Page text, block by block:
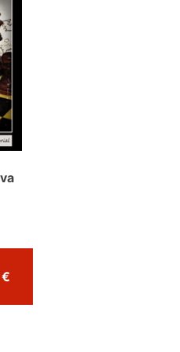
Comprar por 22,00 €